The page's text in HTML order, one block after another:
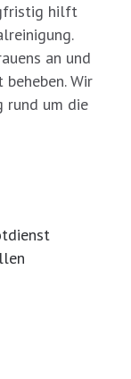
hilft
an und
Wir
rund um die